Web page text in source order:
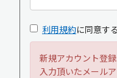
利用規約に同意する
新規アカウント登
入力頂いたメール